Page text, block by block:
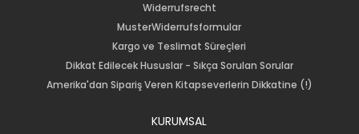
Widerrufsrecht
MusterWiderrufsformular
Kargo ve Teslimat Süreçleri
Dikkat Edilecek Hususlar - Sıkça Sorulan Sorular
Amerika'dan Sipariş Veren Kitapseverlerin Dikkatine (!)
KURUMSAL